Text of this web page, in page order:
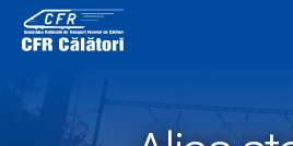
content